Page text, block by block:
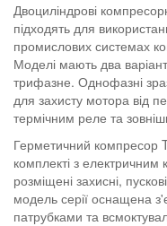
Двоциліндрові
підходять для
промислових системах
Моделі мають два
трифазне. Однофазні
для захисту мотора від
термічним реле та
Герметичний компресор
комплекті з
розміщені захисні,
модель серії оснащена
патрубками та